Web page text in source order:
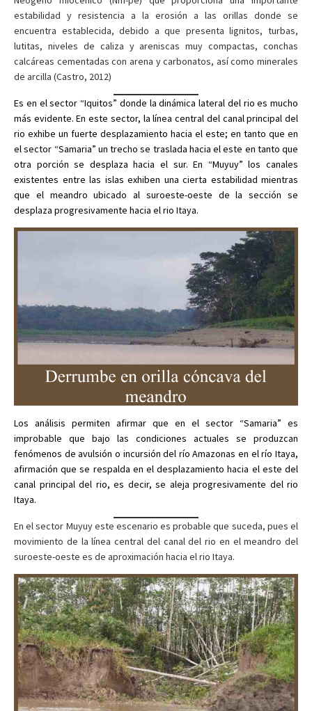
estabilidad y resistencia a la erosión a las orillas donde se
encuentra establecida, debido a que presenta lignitos, turbas,
lutitas, niveles de caliza y areniscas muy compactas, conchas
calcáreas cementadas con arena y carbonatos, así como minerales
de arcilla (Castro, 2012)
Es en el sector “Iquitos” donde la dinámica lateral del rio es mucho
más evidente. En este sector, la línea central del canal principal del
rio exhibe un fuerte desplazamiento hacia el este; en tanto que en
el sector “Samaria” un trecho se traslada hacia el este en tanto que
otra porción se desplaza hacia el sur. En “Muyuy” los canales
existentes entre las islas exhiben una cierta estabilidad mientras
que el meandro ubicado al suroeste-oeste de la sección se
desplaza progresivamente hacia el rio Itaya.
Los análisis permiten afirmar que en el sector “Samaria” es
improbable que bajo las condiciones actuales se produzcan
fenómenos de avulsión o incursión del río Amazonas en el río Itaya,
afirmación que se respalda en el desplazamiento hacia el este del
canal principal del rio, es decir, se aleja progresivamente del rio
Itaya.
En el sector Muyuy este escenario es probable que suceda, pues el
movimiento de la línea central del canal del rio en el meandro del
suroeste-oeste es de aproximación hacia el rio Itaya.